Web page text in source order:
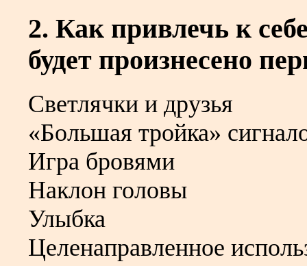
2. Как привлечь к
будет произнесено
Светлячки и друзья
«Большая тройка»
Игра бровями
Наклон головы
Улыбка
Целенаправленное